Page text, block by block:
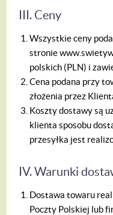
III. Ceny
Wszystkie ceny
stronie
polskich (PLN) i
Cena podana przy
złożenia przez
Koszty dostawy są
klienta sposobu
przesyłka jest
IV. Warunki
Dostawa towaru
Poczty Polskiej lub